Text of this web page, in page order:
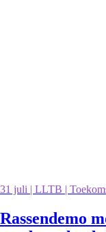
31 juli | LLTB |
Rassendemo